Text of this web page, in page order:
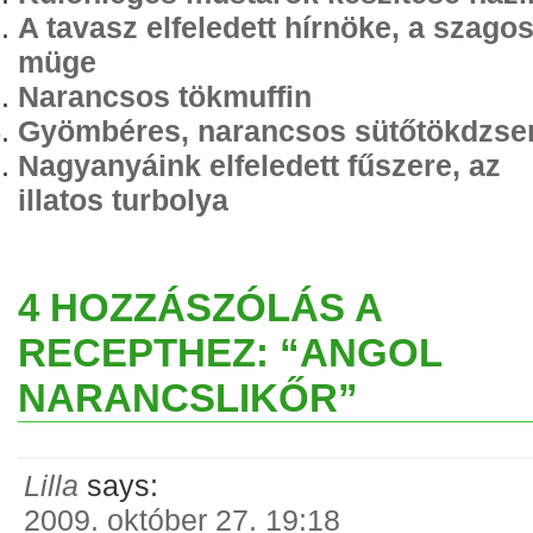
A tavasz elfeledett hírnöke, a szagos
müge
Narancsos tökmuffin
Gyömbéres, narancsos
Nagyanyáink elfeledett fűszere, az
illatos turbolya
4 HOZZÁSZÓLÁS A
RECEPTHEZ: “ANGOL
NARANCSLIKŐR”
Lilla says:
2009. október 27. 19:18